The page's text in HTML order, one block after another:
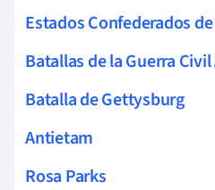
Estados Confederados
Batallas de la Guerra
Batalla de Gettysburg
Antietam
Rosa Parks